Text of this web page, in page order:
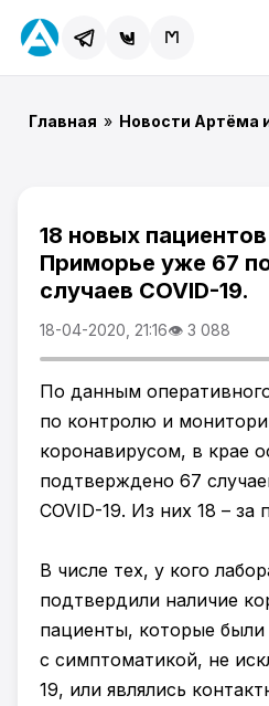
Главная » Новости Артёма
18 новых
Приморье уже 67
случаев COVID-19.
18-04-2020, 21:16👁 3 088
По данным
по контролю и
коронавирусом, в крае
подтверждено 67
COVID-19. Из них 18 – за
В числе тех, у кого
подтвердили наличие
пациенты, которые были
с симптоматикой, не
19, или являлись